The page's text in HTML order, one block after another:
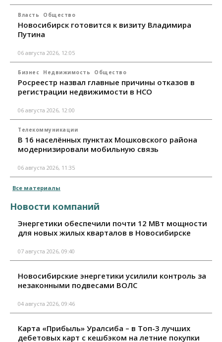
Власть Общество
Новосибирск готовится к визиту Владимира
Путина
06 августа 2026, 12:05
Бизнес Недвижимость Общество
Росреестр назвал главные причины отказов в
регистрации недвижимости в НСО
06 августа 2026, 12:00
Телекоммуникации
В 16 населённых пунктах Мошковского района
модернизировали мобильную связь
06 августа 2026, 11:35
Все материалы
Новости компаний
Энергетики обеспечили почти 12 МВт мощности
для новых жилых кварталов в Новосибирске
07 августа 2026, 09:40
Новосибирские энергетики усилили контроль за
незаконными подвесами ВОЛС
04 августа 2026, 09:46
Карта «Прибыль» Уралсиба – в Топ-3 лучших
дебетовых карт с кешбэком на летние покупки